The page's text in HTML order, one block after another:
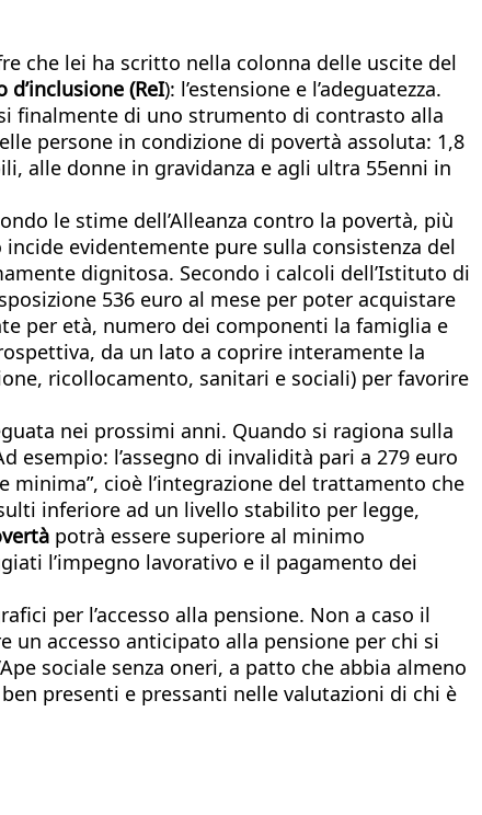
che lei ha scritto nella colonna delle uscite del
d’inclusione (ReI): l’estensione e l’adeguatezza.
finalmente di uno strumento di contrasto alla
persone in condizione di povertà assoluta: 1,8
alle donne in gravidanza e agli ultra 55enni in
le stime dell’Alleanza contro la povertà, più
evidentemente pure sulla consistenza del
dignitosa. Secondo i calcoli dell’Istituto di
536 euro al mese per poter acquistare
per età, numero dei componenti la famiglia e
da un lato a coprire interamente la
ricollocamento, sanitari e sociali) per favorire
nei prossimi anni. Quando si ragiona sulla
l’assegno di invalidità pari a 279 euro
minima”, cioè l’integrazione del trattamento che
inferiore ad un livello stabilito per legge,
potrà essere superiore al minimo
l’impegno lavorativo e il pagamento dei
per l’accesso alla pensione. Non a caso il
accesso anticipato alla pensione per chi si
sociale senza oneri, a patto che abbia almeno
presenti e pressanti nelle valutazioni di chi è